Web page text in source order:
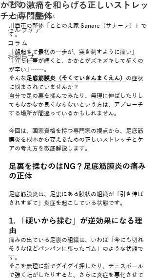
症例
スポーツ障がい
セルフケア
コラム
お知らせ
かとの激痛を和らげる正しいストレッ
チと専門整体
川西市の整体「ととのえ家 Sanare（サナーレ）」で
す。
「朝起きて最初の一歩が、突き刺すように痛い」
「立ち仕事が続くと、かかとがズキズキして歩くの
が辛い」……。
そんな足底筋膜炎（そくていきんまくえん） の症状
に悩まされていませんか？
自分で足の裏を揉んでみたり、無理に伸ばしたりし
てもなかなか良くならないという方は、アプローチ
する場所が間違っているかもしれません。
今回は、国家資格を持つ専門家の視点から、足底筋
膜炎を根本から変えるための正しいストレッチとケ
アの考え方を徹底解説します。
足裏を揉むのはNG？足底筋膜炎の痛み
の正体
足底筋膜炎は、足裏にある膜状の組織が「引き伸ば
されすぎて」炎症を起こしている状態です。
1. 「硬いから揉む」が逆効果になる理
由
痛みの出ている足裏の組織は、いわば「今にも切れ
そうなほどパンパンに張ったゴム」のような状態で
す。
そこを無理に指でグイグイ押したり、テニスボール
で強く転がしたりすると、さらに炎症を悪化させて